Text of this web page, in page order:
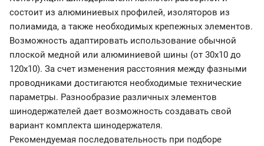
состоит из алюминиевых профилей, изоляторов из
полиамида, а также необходимых крепежных элементов.
Возможность адаптировать использование обычной
плоской медной или алюминиевой шины (от 30х10 до
120х10). За счет изменения расстояния между фазными
проводниками достигаются необходимые технические
параметры. Разнообразие различных элементов
шинодержателей дает возможность создавать свой
вариант комплекта шинодержателя.
Рекомендуемая последовательность при подборе